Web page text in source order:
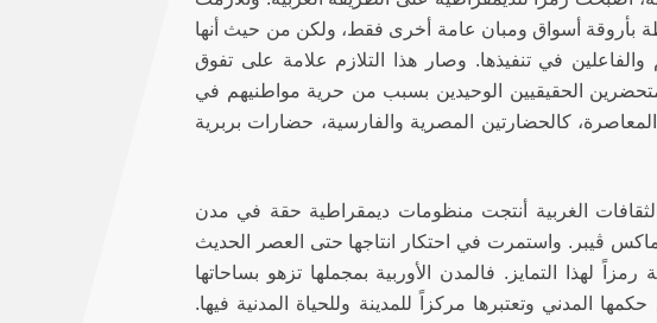
بأروقة أسواق ومبان عامة أخرى فقط، ولكن من حيث أنها
في تنفيذها. وصار هذا التلازم علامة على تفوق
الحقيقيين الوحيدين بسبب من حرية مواطنيهم في
كالحضارتين المصرية والفارسية، حضارات بربرية
الثقافات الغربية أنتجت منظومات ديمقراطية حقة في مدن
لماكس ڤيبر. واستمرت في احتكار انتاجها حتى العصر الحديث
لهذا التمايز. فالمدن الأوربية بمجملها تزهو بساحاتها
المدني وتعتبرها مركزاً للمدينة وللحياة المدنية فيها.